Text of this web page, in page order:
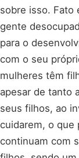
sobre isso. Fato
gente
para o
com o seu
mulheres têm
apesar de tanto
seus filhos, ao
cuidarem, o que
continuam com